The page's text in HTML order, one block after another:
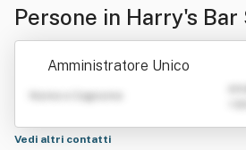
Persone in Harry's Bar
Amministratore Unico
Nome e Cognome
Vedi altri contatti